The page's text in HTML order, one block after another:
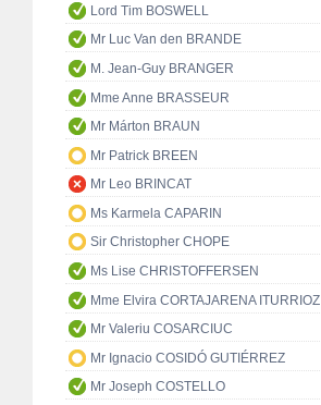
Lord Tim BOSWELL
Mr Luc Van den BRANDE
M. Jean-Guy BRANGER
Mme Anne BRASSEUR
Mr Márton BRAUN
Mr Patrick BREEN
Mr Leo BRINCAT
Ms Karmela CAPARIN
Sir Christopher CHOPE
Ms Lise CHRISTOFFERSEN
Mme Elvira CORTAJARENA ITURRIOZ
Mr Valeriu COSARCIUC
Mr Ignacio COSIDÓ GUTIÉRREZ
Mr Joseph COSTELLO